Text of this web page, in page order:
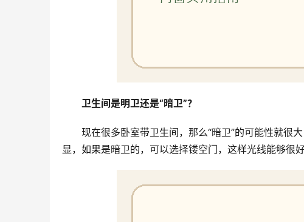
卫生间是明卫还是“暗卫”？
现在很多卧室带卫生间，那么“暗卫”的可能性就很
显，如果是暗卫的，可以选择镂空门，这样光线能够很